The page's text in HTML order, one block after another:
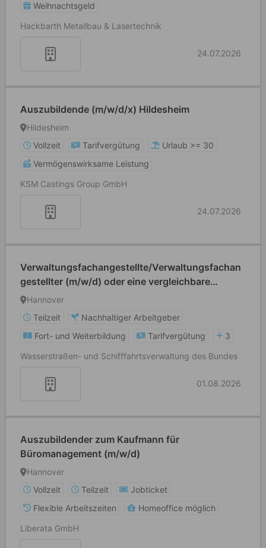
Weihnachtsgeld
Hackbarth Metallbau & Lasertechnik
24.07.2026
Auszubildende (m/w/d/x) Hildesheim
Hildesheim
Vollzeit
Tarifvergütung
Urlaub >= 30
Vermögenswirksame Leistung
KSM Castings Group GmbH
24.07.2026
Verwaltungsfachangestellte/Verwaltungsfachan
gestellter (m/w/d) oder eine vergleichbare
Berufsausbildung (z.B.
Bürokauffrau/Bürokaufmann (m/w/d))
Hannover
Teilzeit
Nachhaltiger Arbeitgeber
Fort- und Weiterbildung
Tarifvergütung
3
Wasserstraßen- und Schifffahrtsverwaltung des Bundes
01.08.2026
Auszubildender zum Kaufmann für
Büromanagement (m/w/d)
Hannover
Vollzeit
Teilzeit
Jobticket
Flexible Arbeitszeiten
Homeoffice möglich
Liberata GmbH